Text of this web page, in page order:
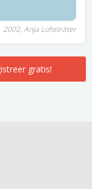
2002, Anja Lohsträter
gratis!